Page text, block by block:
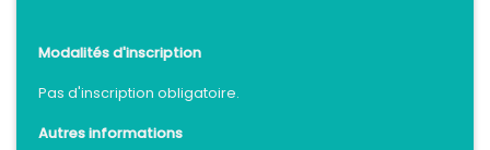
Modalités d'inscription
Pas d'inscription obligatoire.
Autres informations